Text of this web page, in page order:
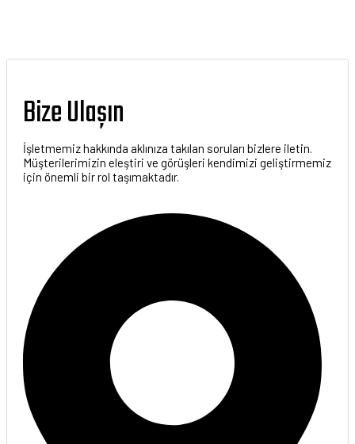
Bize Ulaşın
İşletmemiz hakkında aklınıza takılan soruları bizlere iletin.
Müşterilerimizin eleştiri ve görüşleri kendimizi geliştirmemiz
için önemli bir rol taşımaktadır.